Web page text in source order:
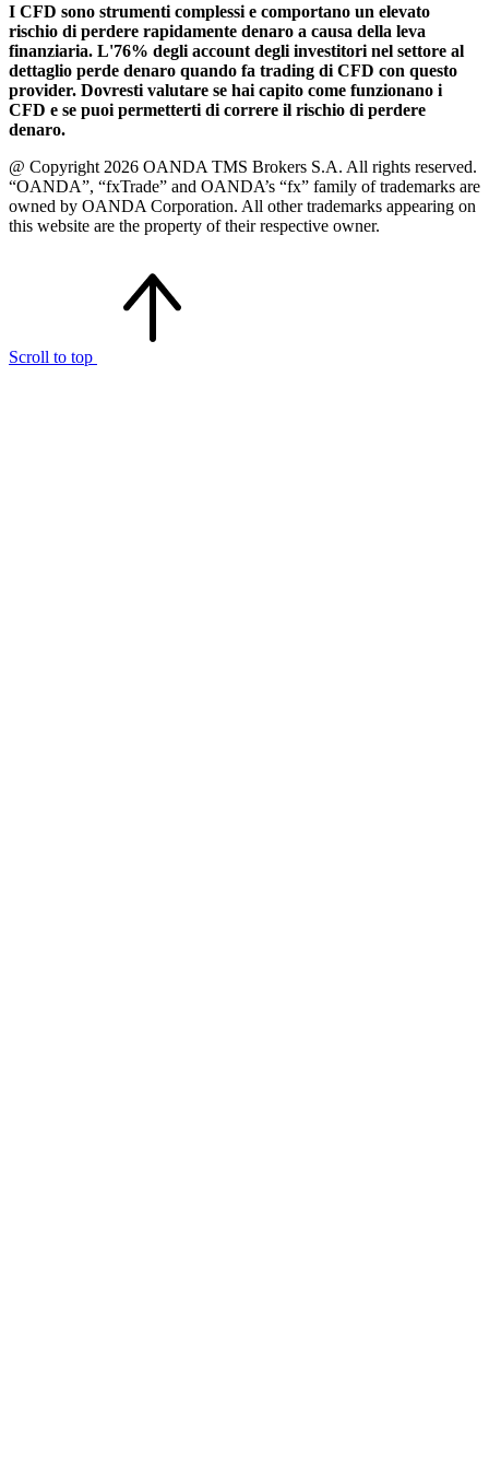
I CFD sono strumenti complessi e comportano un elevato
rischio di perdere rapidamente denaro a causa della leva
finanziaria. L'76% degli account degli investitori nel settore al
dettaglio perde denaro quando fa trading di CFD con questo
provider. Dovresti valutare se hai capito come funzionano i
CFD e se puoi permetterti di correre il rischio di perdere
denaro.
@ Copyright 2026 OANDA TMS Brokers S.A. All rights reserved.
“OANDA”, “fxTrade” and OANDA’s “fx” family of trademarks are
owned by OANDA Corporation. All other trademarks appearing on
this website are the property of their respective owner.
Scroll to top